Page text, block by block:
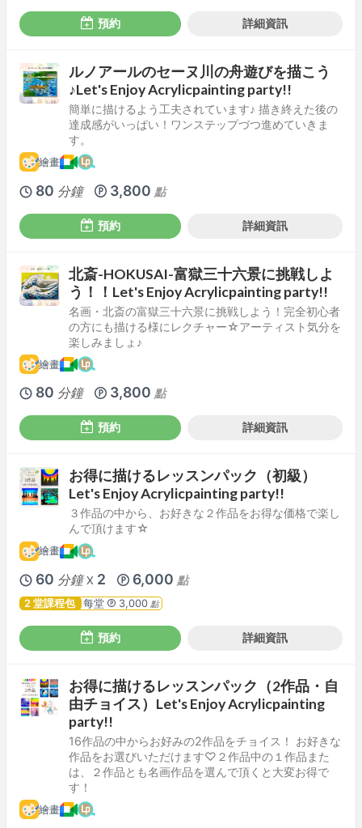
預約 詳細資訊
ルノアールのセーヌ川の舟遊びを描こう
♪Let's Enjoy Acrylicpainting party!!
簡単に描けるよう工夫されています♪ 描き終えた後の
達成感がいっぱい！ワンステップづつ進めていきま
す。
繪畫
80 分鐘 3,800 點
預約 詳細資訊
北斎-HOKUSAI-富獄三十六景に挑戦しよ
う！！Let's Enjoy Acrylicpainting party!!
名画・北斎の富獄三十六景に挑戦しよう！完全初心者
の方にも描ける様にレクチャー☆アーティスト気分を
楽しみましょ♪
繪畫
80 分鐘 3,800 點
預約 詳細資訊
お得に描けるレッスンパック（初級）
Let's Enjoy Acrylicpainting party!!
３作品の中から、お好きな２作品をお得な価格で楽し
んで頂けます☆
繪畫
60 分鐘 X 2 6,000 點
2 堂課程包 每堂 3,000 點
預約 詳細資訊
お得に描けるレッスンパック（2作品・自
由チョイス）Let's Enjoy Acrylicpainting
party!!
16作品の中からお好みの2作品をチョイス！ お好きな
作品をお選びいただけます♡２作品中の１作品また
は、２作品とも名画作品を選んで頂くと大変お得で
す！
繪畫